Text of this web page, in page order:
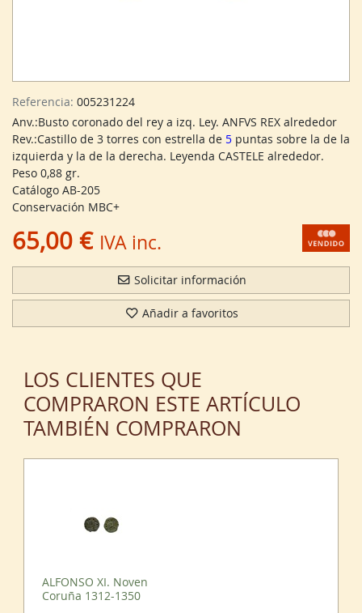
Referencia: 005231224
Anv.:Busto coronado del rey a izq. Ley. ANFVS REX alrededor
Rev.:Castillo de 3 torres con estrella de 5 puntas sobre la de la
izquierda y la de la derecha. Leyenda CASTELE alrededor.
Peso 0,88 gr.
Catálogo AB-205
Conservación MBC+
65,00 € IVA inc.
Solicitar información
Añadir a favoritos
LOS CLIENTES QUE
COMPRARON ESTE ARTÍCULO
TAMBIÉN COMPRARON
ALFONSO XI. Noven
Coruña 1312-1350